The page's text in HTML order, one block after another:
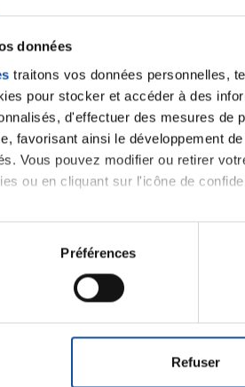
données
traitons vos données personnelles,
pour stocker et accéder à des
d'effectuer des mesures de
favorisant ainsi le développement
Vous pouvez modifier ou retirer
ou en cliquant sur l'icône de
également :
sur votre localisation
de vos données
ou retirer votre consentement à
Préférences
Refuser
un
une nouvelle discussion